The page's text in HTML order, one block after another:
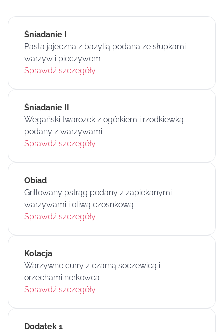
Śniadanie I
Pasta jajeczna z bazylią podana ze słupkami
warzyw i pieczywem
Sprawdź szczegóły
Śniadanie II
Wegański twarożek z ogórkiem i rzodkiewką
podany z warzywami
Sprawdź szczegóły
Obiad
Grillowany pstrąg podany z zapiekanymi
warzywami i oliwą czosnkową
Sprawdź szczegóły
Kolacja
Warzywne curry z czarną soczewicą i
orzechami nerkowca
Sprawdź szczegóły
Dodatek 1